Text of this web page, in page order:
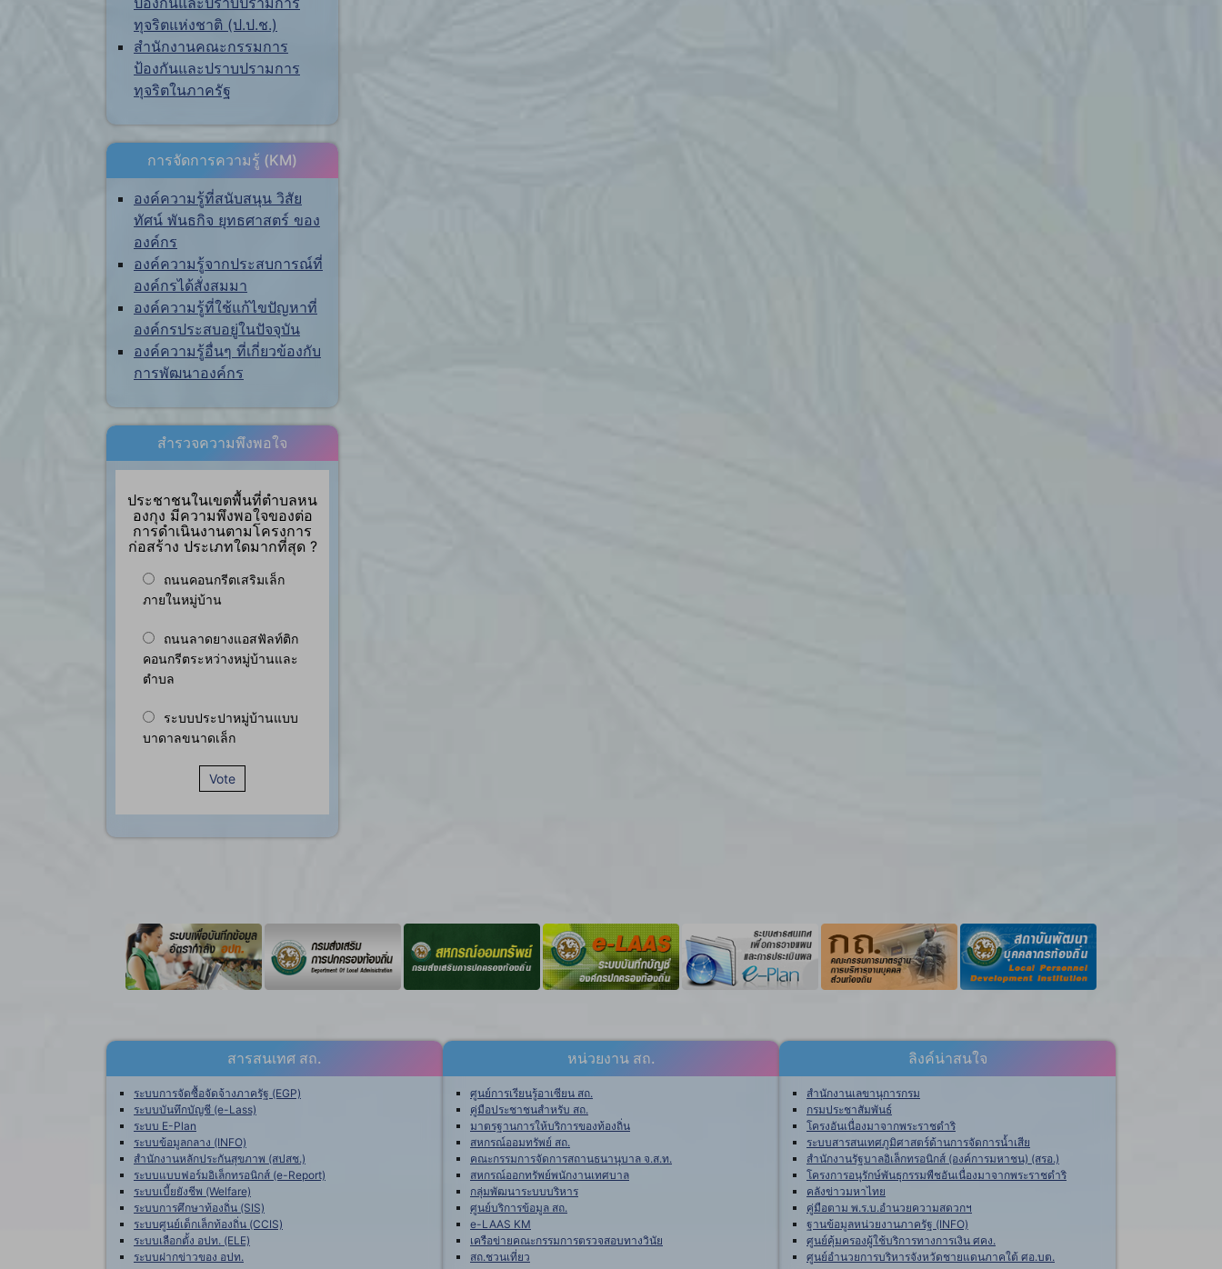
ทุจริตแห่งชาติ (ป.ป.ช.)
สำนักงานคณะกรรมการ
ป้องกันและปราบปรามการ
ทุจริตในภาครัฐ
การจัดการความรู้ (KM)
องค์ความรู้ที่สนับสนุน วิสัย
ทัศน์ พันธกิจ ยุทธศาสตร์ ของ
องค์กร
องค์ความรู้จากประสบการณ์ที่
องค์กรได้สั่งสมมา
องค์ความรู้ที่ใช้แก้ไขปัญหาที่
องค์กรประสบอยู่ในปัจจุบัน
องค์ความรู้อื่นๆ ที่เกี่ยวข้องกับ
การพัฒนาองค์กร
สำรวจความพึงพอใจ
ประชาชนในเขตพื้นที่ตำบลหน
องกุง มีความพึงพอใจของต่อ
การดำเนินงานตามโครงการ
ก่อสร้าง ประเภทใดมากที่สุด ?
ถนนคอนกรีตเสริมเล็ก
ภายในหมู่บ้าน
ถนนลาดยางแอสฟัลท์ติก
คอนกรีตระหว่างหมู่บ้านและ
ตำบล
ระบบประปาหมู่บ้านแบบ
บาดาลขนาดเล็ก
Vote
สารสนเทศ สถ.
ระบบการจัดซื้อจัดจ้างภาครัฐ (EGP)
ระบบบันทึกบัญชี (e-Lass)
ระบบ E-Plan
ระบบข้อมูลกลาง (INFO)
สำนักงานหลักประกันสุขภาพ (สปสช.)
ระบบแบบฟอร์มอิเล็กทรอนิกส์ (e-Report)
ระบบเบี้ยยังชีพ (Welfare)
ระบบการศึกษาท้องถิ่น (SIS)
ระบบศูนย์เด็กเล็กท้องถิ่น (CCIS)
ระบบเลือกตั้ง อปท. (ELE)
ระบบฝากข่าวของ อปท.
หน่วยงาน สถ.
ศูนย์การเรียนรู้อาเซียน สถ.
คู่มือประชาชนสำหรับ สถ.
มาตรฐานการให้บริการของท้องถิ่น
สหกรณ์ออมทรัพย์ สถ.
คณะกรรมการจัดการสถานธนานุบาล จ.ส.ท.
สหกรณ์ออกทรัพย์พนักงานเทศบาล
กลุ่มพัฒนาระบบบริหาร
ศูนย์บริการข้อมูล สถ.
e-LAAS KM
เครือข่ายคณะกรรมการตรวจสอบทางวินัย
สถ.ชวนเที่ยว
ลิงค์น่าสนใจ
สำนักงานเลขานุการกรม
กรมประชาสัมพันธ์
โครงอันเนื่องมาจากพระราชดำริ
ระบบสารสนเทศภูมิศาสตร์ด้านการจัดการน้ำเสีย
สำนักงานรัฐบาลอิเล็กทรอนิกส์ (องค์การมหาชน) (สรอ.)
โครงการอนุรักษ์พันธุกรรมพืชอันเนื่องมาจากพระราชดำริ
คลังข่าวมหาไทย
คู่มือตาม พ.ร.บ.อำนวยความสดวกฯ
ฐานข้อมูลหน่วยงานภาครัฐ (INFO)
ศูนย์คุ้มครองผู้ใช้บริการทางการเงิน ศคง.
ศูนย์อำนวยการบริหารจังหวัดชายแดนภาคใต้ ศอ.บต.